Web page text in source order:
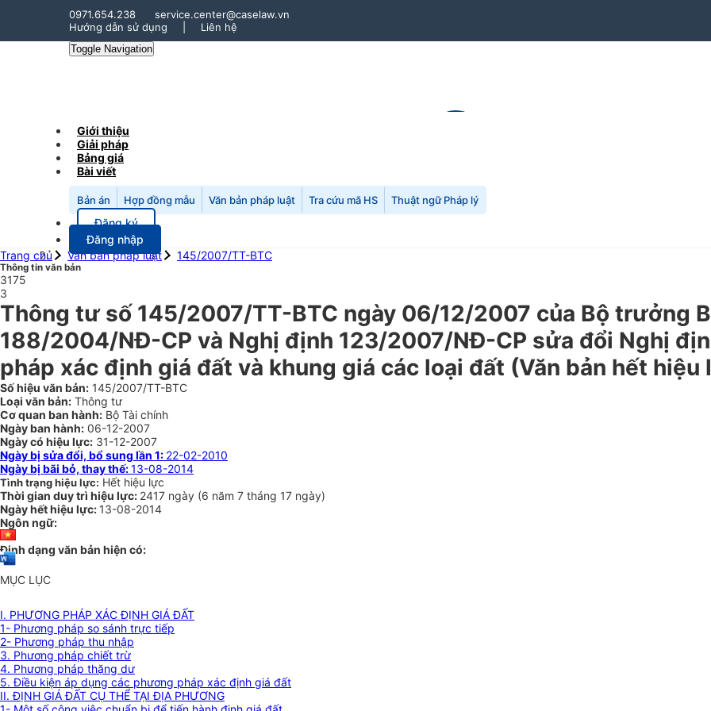
0971.654.238
service.center@caselaw.vn
Hướng dẫn sử dụng
Liên hệ
Toggle Navigation
Giới thiệu
Giải pháp
Bảng giá
Bài viết
Bản án Hợp đồng mẫu Văn bản pháp luật Tra cứu mã HS Thuật ngữ Pháp lý
Đăng ký
Đăng nhập
Trang chủ
Văn bản pháp luật 145/2007/TT-BTC
Thông tin văn bản
3175
3
Thông tư số 145/2007/TT-BTC ngày 06/12/2007 của Bộ trưởng
188/2004/NĐ-CP và Nghị định 123/2007/NĐ-CP sửa đổi Nghị
pháp xác định giá đất và khung giá các loại đất (Văn bản hết hiệu
Số hiệu văn bản: 145/2007/TT-BTC
Loại văn bản: Thông tư
Cơ quan ban hành: Bộ Tài chính
Ngày ban hành: 06-12-2007
Ngày có hiệu lực: 31-12-2007
Ngày bị sửa đổi, bổ sung lần 1: 22-02-2010
Ngày bị bãi bỏ, thay thế:13-08-2014
Tình trạng hiệu lực: Hết hiệu lực
Thời gian duy trì hiệu lực: 2417 ngày (6 năm 7 tháng 17 ngày)
Ngày hết hiệu lực: 13-08-2014
Ngôn ngữ:
Định dạng văn bản hiện có:
MỤC LỤC
I. PHƯƠNG PHÁP XÁC ĐỊNH GIÁ ĐẤT
1- Phương pháp so sánh trực tiếp
2- Phương pháp thu nhập
3. Phương pháp chiết trừ
4. Phương pháp thặng dư
5. Điều kiện áp dụng các phương pháp xác định giá đất
II. ĐỊNH GIÁ ĐẤT CỤ THỂ TẠI ĐỊA PHƯƠNG